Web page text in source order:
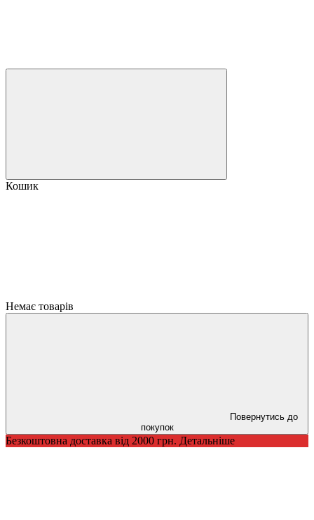
Кошик
Немає товарів
Повернутись до
покупок
Безкоштовна доставка від 2000 грн. Детальніше